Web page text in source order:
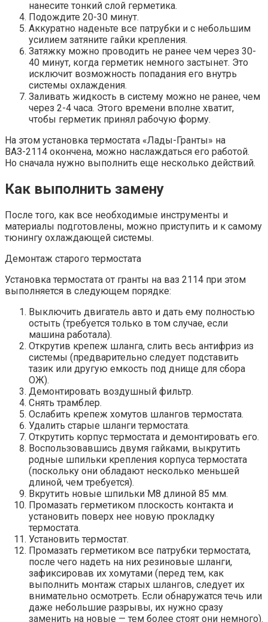
нанесите тонкий слой герметика.
Подождите 20-30 минут.
Аккуратно наденьте все патрубки и с небольшим
усилием затяните гайки крепления.
Затяжку можно проводить не ранее чем через 30-
40 минут, когда герметик немного застынет. Это
исключит возможность попадания его внутрь
системы охлаждения.
Заливать жидкость в систему можно не ранее, чем
через 2-4 часа. Этого времени вполне хватит,
чтобы герметик принял рабочую форму.
На этом установка термостата «Лады-Гранты» на
ВАЗ-2114 окончена, можно наслаждаться его работой.
Но сначала нужно выполнить еще несколько действий.
Как выполнить замену
После того, как все необходимые инструменты и
материалы подготовлены, можно приступить и к самому
тюнингу охлаждающей системы.
Демонтаж старого термостата
Установка термостата от гранты на ваз 2114 при этом
выполняется в следующем порядке:
Выключить двигатель авто и дать ему полностью
остыть (требуется только в том случае, если
машина работала).
Открутив крепеж шланга, слить весь антифриз из
системы (предварительно следует подставить
тазик или другую емкость под днище для сбора
ОЖ).
Демонтировать воздушный фильтр.
Снять трамблер.
Ослабить крепеж хомутов шлангов термостата.
Удалить старые шланги термостата.
Открутить корпус термостата и демонтировать его.
Воспользовавшись двумя гайками, выкрутить
родные шпильки крепления корпуса термостата
(поскольку они обладают несколько меньшей
длиной, чем требуется).
Вкрутить новые шпильки М8 длиной 85 мм.
Промазать герметиком плоскость контакта и
установить поверх нее новую прокладку
термостата.
Установить термостат.
Промазать герметиком все патрубки термостата,
после чего надеть на них резиновые шланги,
зафиксировав их хомутами (перед тем, как
выполнить монтаж старых шлангов, следует их
внимательно осмотреть. Если обнаружатся течь или
даже небольшие разрывы, их нужно сразу
заменить на новые — тем более стоят они немного).